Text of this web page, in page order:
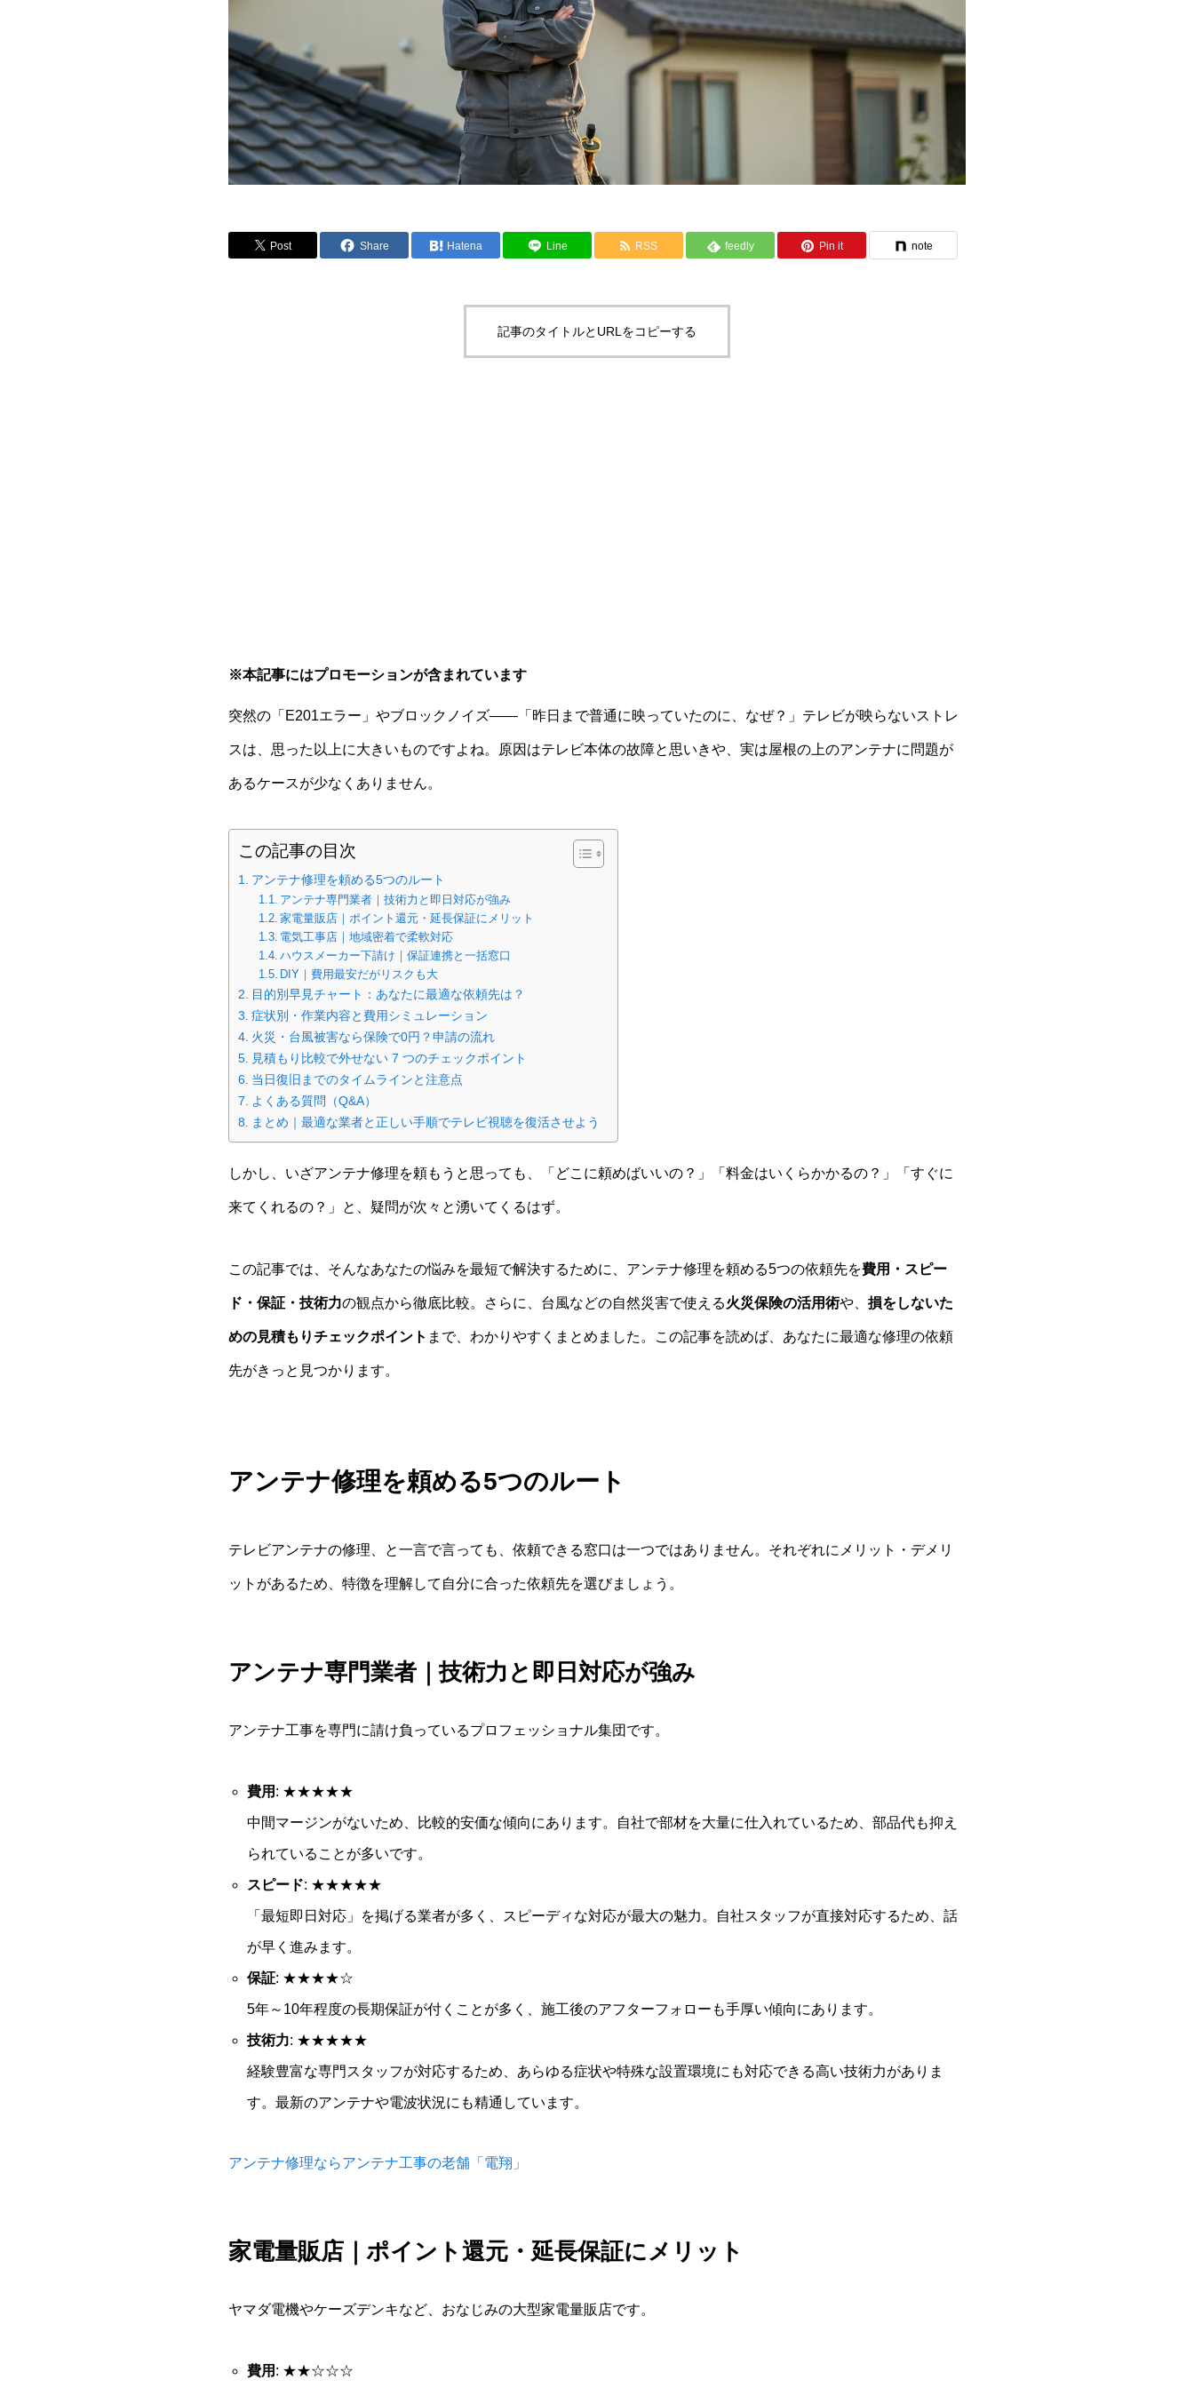
Post Share Hatena Line RSS feedly Pin it note
記事のタイトルとURLをコピーする
※本記事にはプロモーションが含まれています
突然の「E201エラー」やブロックノイズ――「昨日まで普通に映っていたのに、なぜ？」テレビが映らないストレ
スは、思った以上に大きいものですよね。原因はテレビ本体の故障と思いきや、実は屋根の上のアンテナに問題が
あるケースが少なくありません。
この記事の目次
アンテナ修理を頼める5つのルート
アンテナ専門業者｜技術力と即日対応が強み
家電量販店｜ポイント還元・延長保証にメリット
電気工事店｜地域密着で柔軟対応
ハウスメーカー下請け｜保証連携と一括窓口
DIY｜費用最安だがリスクも大
目的別早見チャート：あなたに最適な依頼先は？
症状別・作業内容と費用シミュレーション
火災・台風被害なら保険で0円？申請の流れ
見積もり比較で外せない 7 つのチェックポイント
当日復旧までのタイムラインと注意点
よくある質問（Q&A）
まとめ｜最適な業者と正しい手順でテレビ視聴を復活させよう
しかし、いざアンテナ修理を頼もうと思っても、「どこに頼めばいいの？」「料金はいくらかかるの？」「すぐに
来てくれるの？」と、疑問が次々と湧いてくるはず。
この記事では、そんなあなたの悩みを最短で解決するために、アンテナ修理を頼める5つの依頼先を費用・スピー
ド・保証・技術力の観点から徹底比較。さらに、台風などの自然災害で使える火災保険の活用術や、 損をしないた
めの見積もりチェックポイント まで、わかりやすくまとめました。この記事を読めば、あなたに最適な修理の依頼
先がきっと見つかります。
アンテナ修理を頼める5つのルート
テレビアンテナの修理、と一言で言っても、依頼できる窓口は一つではありません。それぞれにメリット・デメリ
ットがあるため、特徴を理解して自分に合った依頼先を選びましょう。
アンテナ専門業者｜技術力と即日対応が強み
アンテナ工事を専門に請け負っているプロフェッショナル集団です。
費用 : ★★★★★
中間マージンがないため、比較的安価な傾向にあります。自社で部材を大量に仕入れているため、部品代も抑え
られていることが多いです。
スピード: ★★★★★
「最短即日対応」を掲げる業者が多く、スピーディな対応が最大の魅力。自社スタッフが直接対応するため、話
が早く進みます。
保証: ★★★★☆
5年～10年程度の長期保証が付くことが多く、施工後のアフターフォローも手厚い傾向にあります。
技術力: ★★★★★
経験豊富な専門スタッフが対応するため、あらゆる症状や特殊な設置環境にも対応できる高い技術力がありま
す。最新のアンテナや電波状況にも精通しています。
アンテナ修理ならアンテナ工事の老舗「電翔」
家電量販店｜ポイント還元・延長保証にメリット
ヤマダ電機やケーズデンキなど、おなじみの大型家電量販店です。
費用 : ★★☆☆☆